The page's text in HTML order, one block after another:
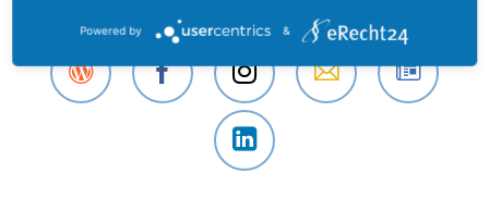
Das
Gustav-
Adolf-
Powered by &